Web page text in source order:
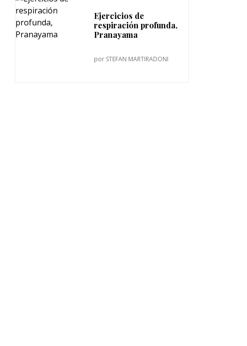
Ejercicios de
respiración profunda,
Pranayama
por STEFAN MARTIRADONI